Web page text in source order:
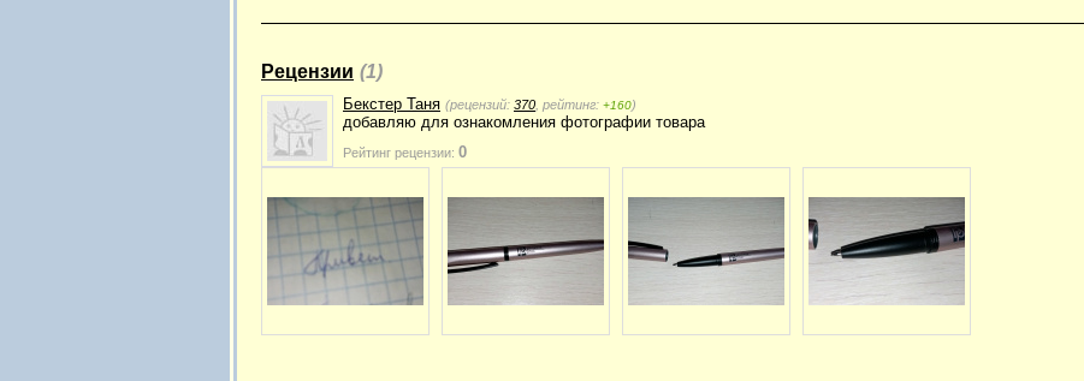
Рецензии (1)
Бекстер Таня (рецензий: 370 , рейтинг: +160)
добавляю для ознакомления фотографии товара
Рейтинг рецензии: 0